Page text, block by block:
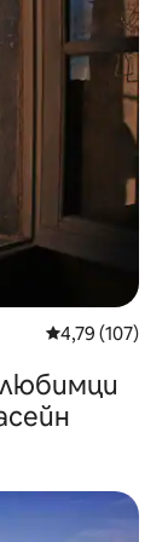
Средна
4,79 (107)